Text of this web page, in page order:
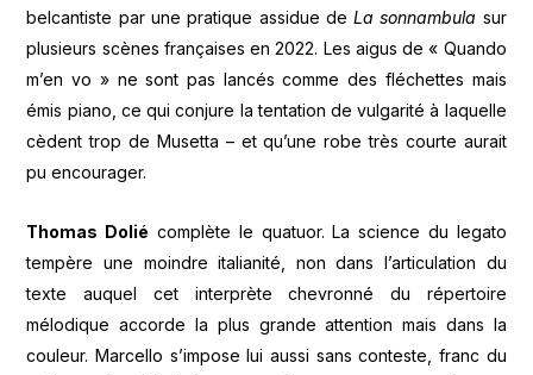
belcantiste par une pratique assidue deLa sonnambula sur
plusieurs scènes françaises en 2022. Les aigus de « Quando
m’en vo » ne sont pas lancés comme des fléchettes mais
émis piano, ce qui conjure la tentation de vulgarité à laquelle
cèdent trop de Musetta – et qu’une robe très courte aurait
pu encourager.
Thomas Dolié complète le quatuor. La science du legato
tempère une moindre italianité, non dans l’articulation du
texte auquel cet interprète chevronné du répertoire
mélodique accorde la plus grande attention mais dans la
couleur. Marcello s’impose lui aussi sans conteste, franc du